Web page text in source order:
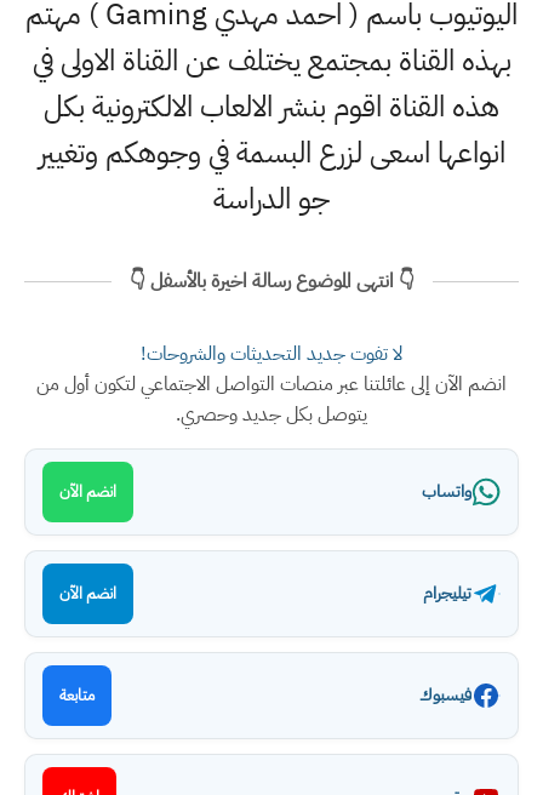
اليوتيوب باسم ( احمد مهدي Gaming ) مهتم
بهذه القناة بمجتمع يختلف عن القناة الاولى في
هذه القناة اقوم بنشر الالعاب الالكترونية بكل
انواعها اسعى لزرع البسمة في وجوهكم وتغيير
جو الدراسة
👇 انتهى الموضوع رسالة اخيرة بالأسفل 👇
لا تفوت جديد التحديثات والشروحات!
انضم الآن إلى عائلتنا عبر منصات التواصل الاجتماعي لتكون أول من
يتوصل بكل جديد وحصري.
واتساب انضم الآن
تيليجرام انضم الآن
فيسبوك متابعة